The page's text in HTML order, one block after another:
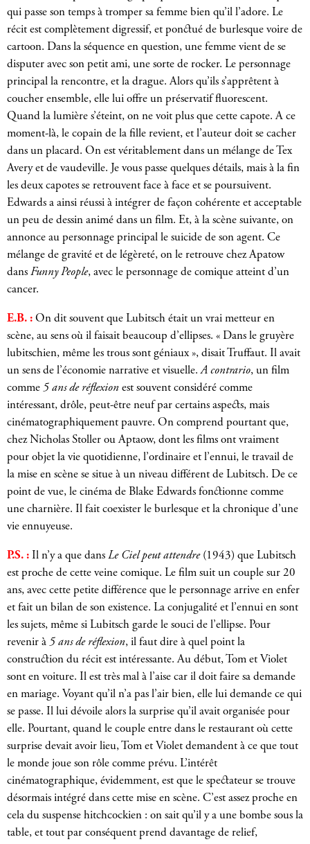
qui passe son temps à tromper sa femme bien qu’il l’adore. Le
récit est complètement digressif, et ponctué de burlesque voire de
cartoon. Dans la séquence en question, une femme vient de se
disputer avec son petit ami, une sorte de rocker. Le personnage
principal la rencontre, et la drague. Alors qu’ils s’apprêtent à
coucher ensemble, elle lui offre un préservatif fluorescent.
Quand la lumière s’éteint, on ne voit plus que cette capote. A ce
moment-là, le copain de la fille revient, et l’auteur doit se cacher
dans un placard. On est véritablement dans un mélange de Tex
Avery et de vaudeville. Je vous passe quelques détails, mais à la fin
les deux capotes se retrouvent face à face et se poursuivent.
Edwards a ainsi réussi à intégrer de façon cohérente et acceptable
un peu de dessin animé dans un film. Et, à la scène suivante, on
annonce au personnage principal le suicide de son agent. Ce
mélange de gravité et de légèreté, on le retrouve chez Apatow
dans Funny People, avec le personnage de comique atteint d’un
cancer.
E.B. : On dit souvent que Lubitsch était un vrai metteur en
scène, au sens où il faisait beaucoup d’ellipses. « Dans le gruyère
lubitschien, même les trous sont géniaux », disait Truffaut. Il avait
un sens de l’économie narrative et visuelle.A contrario, un film
comme 5 ans de réflexion est souvent considéré comme
intéressant, drôle, peut-être neuf par certains aspects, mais
cinématographiquement pauvre. On comprend pourtant que,
chez Nicholas Stoller ou Aptaow, dont les films ont vraiment
pour objet la vie quotidienne, l’ordinaire et l’ennui, le travail de
la mise en scène se situe à un niveau différent de Lubitsch. De ce
point de vue, le cinéma de Blake Edwards fonctionne comme
une charnière. Il fait coexister le burlesque et la chronique d’une
vie ennuyeuse.
P.S. : Il n’y a que dans Le Ciel peut attendre(1943) que Lubitsch
est proche de cette veine comique. Le film suit un couple sur 20
ans, avec cette petite différence que le personnage arrive en enfer
et fait un bilan de son existence. La conjugalité et l’ennui en sont
les sujets, même si Lubitsch garde le souci de l’ellipse. Pour
revenir à 5 ans de réflexion, il faut dire à quel point la
construction du récit est intéressante. Au début, Tom et Violet
sont en voiture. Il est très mal à l’aise car il doit faire sa demande
en mariage. Voyant qu’il n’a pas l’air bien, elle lui demande ce qui
se passe. Il lui dévoile alors la surprise qu’il avait organisée pour
elle. Pourtant, quand le couple entre dans le restaurant où cette
surprise devait avoir lieu, Tom et Violet demandent à ce que tout
le monde joue son rôle comme prévu. L’intérêt
cinématographique, évidemment, est que le spectateur se trouve
désormais intégré dans cette mise en scène. C’est assez proche en
cela du suspense hitchcockien : on sait qu’il y a une bombe sous la
table, et tout par conséquent prend davantage de relief,